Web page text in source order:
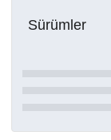
Sürümler